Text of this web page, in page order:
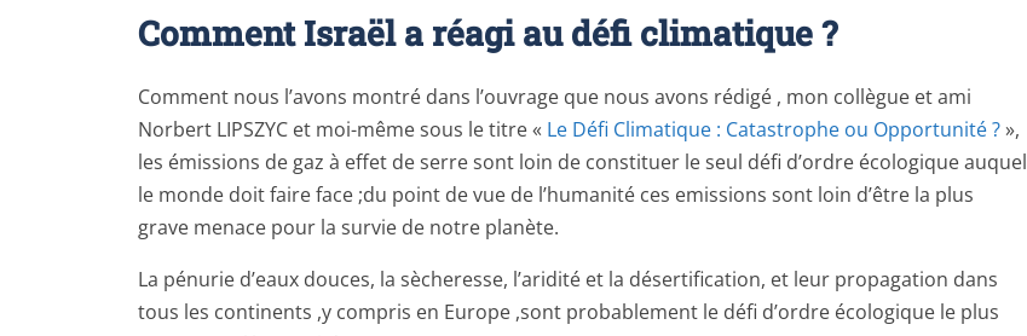
Comment Israël a réagi au défi climatique ?
Comment nous l’avons montré dans l’ouvrage que nous avons rédigé , mon collègue et ami
Norbert LIPSZYC et moi-même sous le titre « Le Défi Climatique : Catastrophe ou Opportunité ?»,
les émissions de gaz à effet de serre sont loin de constituer le seul défi d’ordre écologique auquel
le monde doit faire face ;du point de vue de l’humanité ces emissions sont loin d’être la plus
grave menace pour la survie de notre planète.
La pénurie d’eaux douces, la sècheresse, l’aridité et la désertification, et leur propagation dans
tous les continents ,y compris en Europe ,sont probablement le défi d’ordre écologique le plus